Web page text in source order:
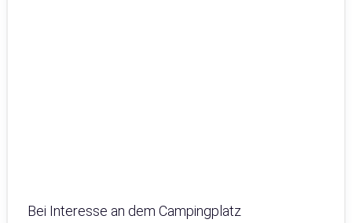
Bei Interesse an dem Campingplatz